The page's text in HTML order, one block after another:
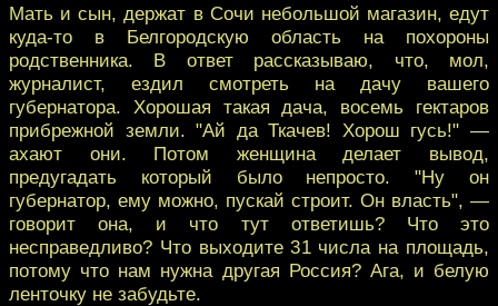
Мать и сын, держат в Сочи небольшой магазин, едут
куда-то в Белгородскую область на похороны
родственника. В ответ рассказываю, что, мол,
журналист, ездил смотреть на дачу вашего
губернатора. Хорошая такая дача, восемь гектаров
прибрежной земли. "Ай да Ткачев! Хорош гусь!" —
ахают они. Потом женщина делает вывод,
предугадать который было непросто. "Ну он
губернатор, ему можно, пускай строит. Он власть", —
говорит она, и что тут ответишь? Что это
несправедливо? Что выходите 31 числа на площадь,
потому что нам нужна другая Россия? Ага, и белую
ленточку не забудьте.